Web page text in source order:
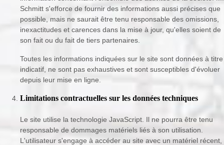
Schmitt s'efforce de fournir des informations aussi précises que
possible, mais ne saurait être tenu responsable des omissions,
inexactitudes et carences dans la mise à jour, qu'elles soient de
son fait ou du fait de tiers partenaires.
Toutes les informations indiquées sur le site sont données à titre
indicatif, ne sont pas exhaustives et sont susceptibles d'évoluer
depuis leur mise en ligne.
Limitations contractuelles sur les données techniques
Le site utilise la technologie JavaScript. Il ne pourra être tenu
responsable de dommages matériels liés à son utilisation.
L'utilisateur s'engage à accéder au site avec un matériel récent,